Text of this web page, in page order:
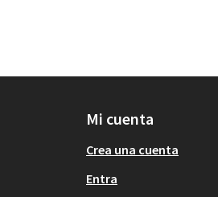
Mi cuenta
Crea una cuenta
Entra